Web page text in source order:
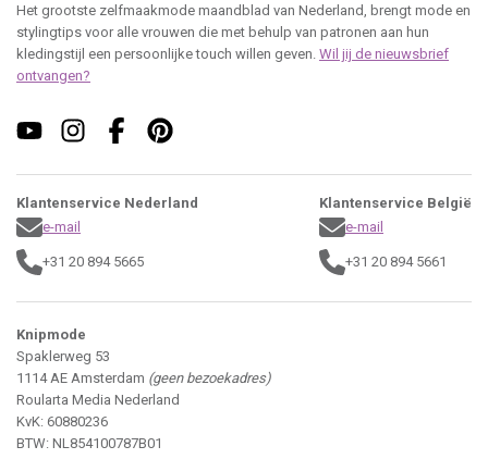
Het grootste zelfmaakmode maandblad van Nederland, brengt mode en
stylingtips voor alle vrouwen die met behulp van patronen aan hun
kledingstijl een persoonlijke touch willen geven. Wil jij de nieuwsbrief
ontvangen?
Klantenservice Nederland
e-mail
+31 20 894 5665
Klantenservice België
e-mail
+31 20 894 5661
Knipmode
Spaklerweg 53
1114 AE Amsterdam (geen bezoekadres)
Roularta Media Nederland
KvK: 60880236
BTW: NL854100787B01